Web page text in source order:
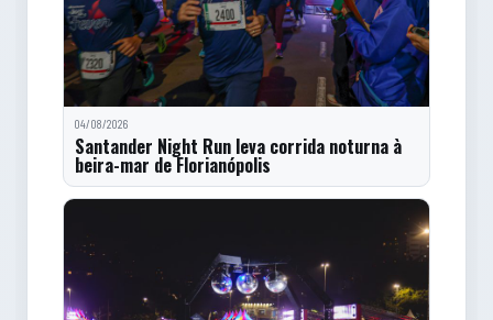
04/08/2026
Santander Night Run leva corrida noturna à
beira-mar de Florianópolis